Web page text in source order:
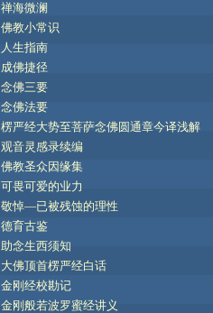
禅海微澜
佛教小常识
人生指南
成佛捷径
念佛三要
念佛法要
楞严经大势至菩萨念佛圆通章今译浅解
观音灵感录续编
佛教圣众因缘集
可畏可爱的业力
敬悼—已被残蚀的理性
德育古鉴
助念生西须知
大佛顶首楞严经白话
金刚经校勘记
金刚般若波罗蜜经讲义